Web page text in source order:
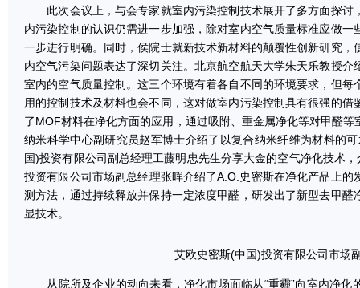
此次会议上，与会专家就室内污染控制技术展开了多方面探讨
内污染控制的认识仍需进一步加强，除对室内空气质量标准应做
一步进行明确。同时，侯院士就新技术新材料的颠覆性创新研究，
内空气污染问题表达了深切关注。北京航空航天大学朱天乐教授
室内的空气质量控制。这三个环境有着各自不同的环境要求，但每
用的控制技术及材料也会不同，这对做室内污染控制具有很强的
了MOF材料在净化方面的应用，通过吸附、重金属净化等对甲醛
纳米科学中心副研究员赵军博士介绍了以复合纳米纤维为材料的
国)投资有限公司副总经理工藤明忠先生分享大金的空气净化技术
投资有限公司市场副总经理张晖介绍了A.O.史密斯在净化产品上的
测方法，通过持续释放并保持一定浓度甲醛，研发出了新型去甲醛
显技术。
艾欧史密斯(中国)投资有限公司市场
从院所及企业的动向来看，净化市场面临从“重霾”向室内净化